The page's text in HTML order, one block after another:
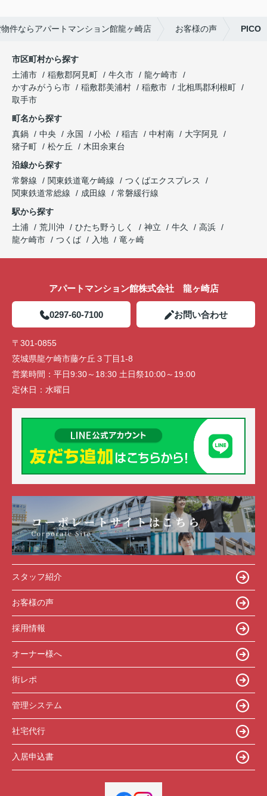
件ならアパートマンション館龍ヶ崎店 お客様の声 PICO
市区町村から探す
土浦市
稲敷郡阿見町 牛久市
龍ケ崎市
かすみがうら市
稲敷郡美浦村 稲敷市
北相馬郡利根町
取手市
町名から探す
真鍋
中央 永国 小松 稲吉 中村南
大字阿見
猪子町
松ケ丘
木田余東台
沿線から探す
常磐線
関東鉄道竜ケ崎線
つくばエクスプレス
関東鉄道常総線
成田線
常磐緩行線
駅から探す
土浦
荒川沖 ひたち野うしく 神立 牛久
高浜
龍ケ崎市
つくば 入地 竜ヶ崎
アパートマンション館株式会社 龍ヶ崎店
0297-60-7100 お問い合わせ
〒301-0855
茨城県龍ケ崎市藤ケ丘３丁目1-8
営業時間： 平日9:30～18:30 土日祭10:00～19:00
定休日： 水曜日
スタッフ紹介
お客様の声
採用情報
オーナー様へ
街レポ
管理システム
社宅代行
入居申込書